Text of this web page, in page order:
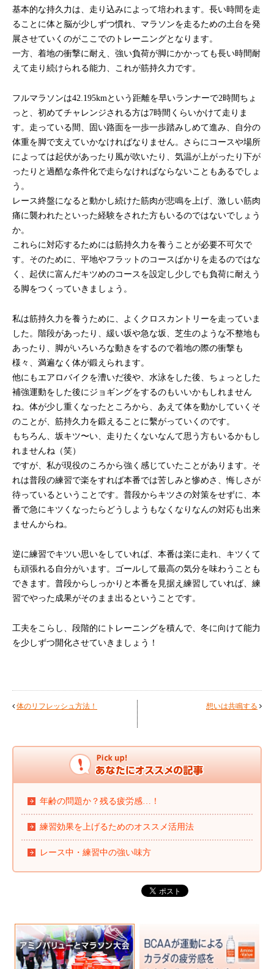
基本的な持久力は、走り込みによって培われます。長い時間を走
ることに体と脳が少しずつ慣れ、マラソンを走るための土台を発
展させていくのがここでのトレーニングとなります。
一方、着地の衝撃に耐え、強い負荷が脚にかかっても長い時間耐
えて走り続けられる能力、これが筋持久力です。
フルマラソンは42.195kmという距離を早いランナーで2時間ちょ
っと、初めてチャレンジされる方は7時間くらいかけて走りま
す。走っている間、固い路面を一歩一歩踏みしめて進み、自分の
体重を脚で支えていかなければなりません。さらにコースや場所
によっては起伏があったり風が吹いたり、気温が上がったり下が
ったりと過酷な条件化で走らなければならないこともあるでしょ
う。
レース終盤になると動かし続けた筋肉が悲鳴を上げ、激しい筋肉
痛に襲われたといった経験をされた方もいるのではないでしょう
か。
これらに対応するためには筋持久力を養うことが必要不可欠で
す。そのために、平地やフラットのコースばかりを走るのではな
く、起伏に富んだキツめのコースを設定し少しでも負荷に耐えう
る脚をつくっていきましょう。
私は筋持久力を養うために、よくクロスカントリーを走っていま
した。階段があったり、緩い坂や急な坂、芝生のような不整地も
あったり、脚がいろいろな動きをするので着地の際の衝撃も
様々、満遍なく体が鍛えられます。
他にもエアロバイクを漕いだ後や、水泳をした後、ちょっとした
補強運動をした後にジョギングをするのもいいかもしれません
ね。体が少し重くなったところから、あえて体を動かしていくそ
のことが、筋持久力を鍛えることに繫がっていくのです。
もちろん、坂キツ〜い、走りたくないなんて思う方もいるかもし
れませんね（笑）
ですが、私が現役のころから強く感じていたことがあります。そ
れは普段の練習で楽をすれば本番では苦しみと惨めさ、悔しさが
待っているということです。普段からキツさの対策をせずに、本
番で急にキツくなったらどうしようもなくなりなんの対応も出来
ませんからね。
逆に練習でキツい思いをしていれば、本番は楽に走れ、キツくて
も頑張れる自分がいます。ゴールして最高の気分を味わうことも
できます。普段からしっかりと本番を見据え練習していれば、練
習でやった成果がそのまま出るということです。
工夫をこらし、段階的にトレーニングを積んで、冬に向けて能力
を少しずつ開化させていきましょう！
体のリフレッシュ方法！ 想いは共鳴する
年齢の問題か？残る疲労感…！
練習効果を上げるためのオススメ活用法
レース中・練習中の強い味方